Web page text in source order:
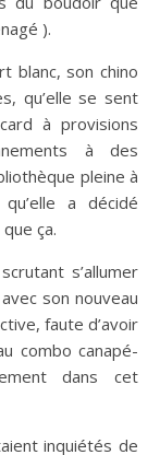
).
blanc, son chino
qu’elle se sent
à provisions
à des
pleine à
a décidé
ça.
s’allumer
son nouveau
faute d’avoir
combo canapé-
dans cet
inquiétés de